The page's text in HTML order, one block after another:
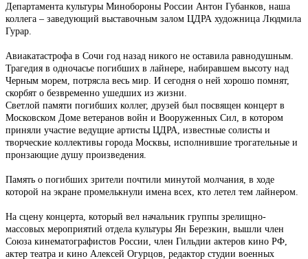
Департамента культуры Минобороны России Антон Губанков, наша
коллега – заведующий выставочным залом ЦДРА художница Людмила
Гурар.
Авиакатастрофа в Сочи год назад никого не оставила равнодушным.
Трагедия в одночасье погибших в лайнере, набиравшем высоту над
Черным морем, потрясла весь мир. И сегодня о ней хорошо помнят,
скорбят о безвременно ушедших из жизни.
Светлой памяти погибших коллег, друзей был посвящен концерт в
Московском Доме ветеранов войн и Вооруженных Сил, в котором
приняли участие ведущие артисты ЦДРА, известные солисты и
творческие коллективы города Москвы, исполнившие трогательные и
пронзающие душу произведения.
Память о погибших зрители почтили минутой молчания, в ходе
которой на экране промелькнули имена всех, кто летел тем лайнером.
На сцену концерта, который вел начальник группы зрелищно-
массовых мероприятий отдела культуры Ян Березкин, вышли член
Союза кинематографистов России, член Гильдии актеров кино РФ,
актер театра и кино Алексей Огурцов, редактор студии военных